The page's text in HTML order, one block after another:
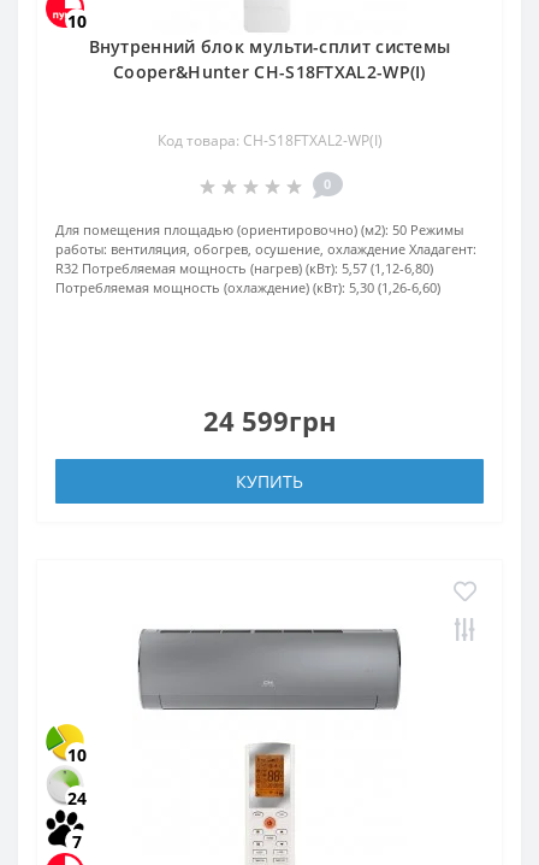
10
Внутренний блок мульти-сплит системы
Cooper&Hunter CH-S18FTXAL2-WP(I)
Код товара: CH-S18FTXAL2-WP(I)
0
Для помещения площадью (ориентировочно) (м2): 50 Режимы
работы: вентиляция, обогрев, осушение, охлаждение Хладагент:
R32 Потребляемая мощность (нагрев) (кВт): 5,57 (1,12-6,80)
Потребляемая мощность (охлаждение) (кВт): 5,30 (1,26-6,60)
24 599грн
КУПИТЬ
10
24
7